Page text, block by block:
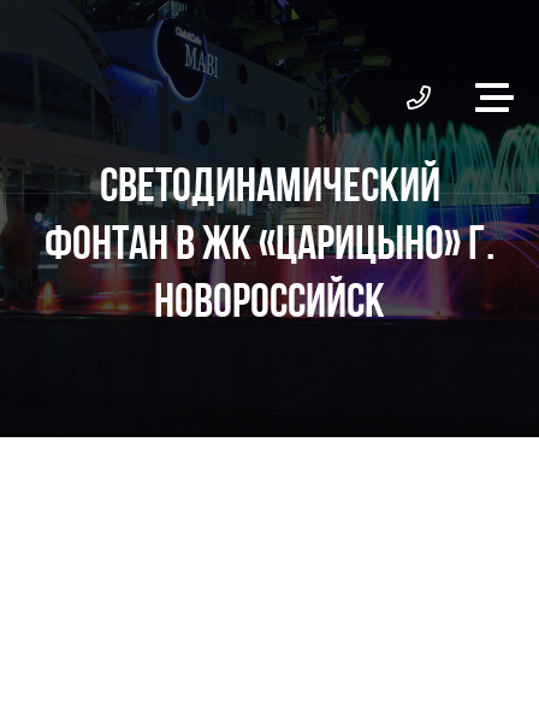
СВЕТОДИНАМИЧЕСКИЙ
ФОНТАН В ЖК «ЦАРИЦЫНО» Г.
НОВОРОССИЙСК